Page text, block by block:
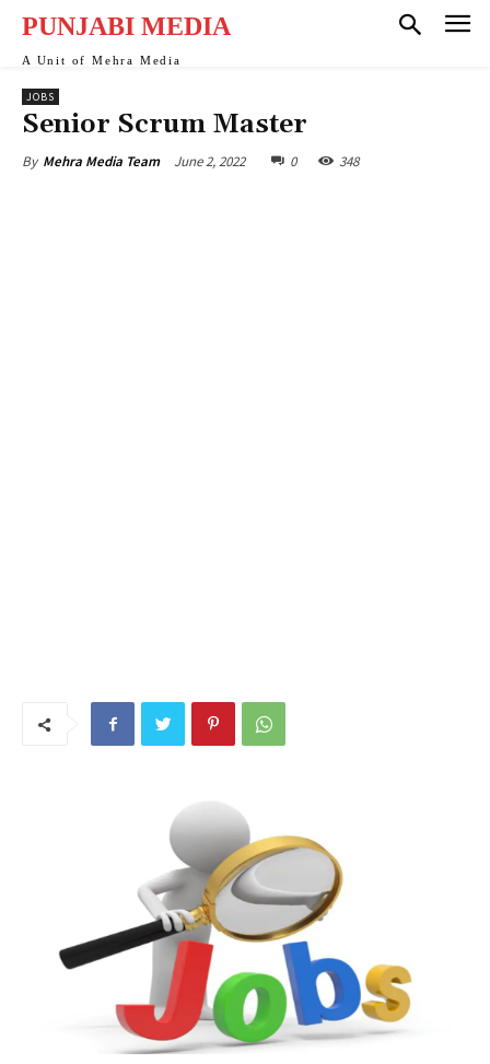
PUNJABI MEDIA
A Unit of Mehra Media
JOBS
Senior Scrum Master
By Mehra Media Team June 2, 2022 0 348